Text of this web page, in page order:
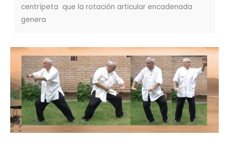
centrípeta que la rotación articular encadenada
genera